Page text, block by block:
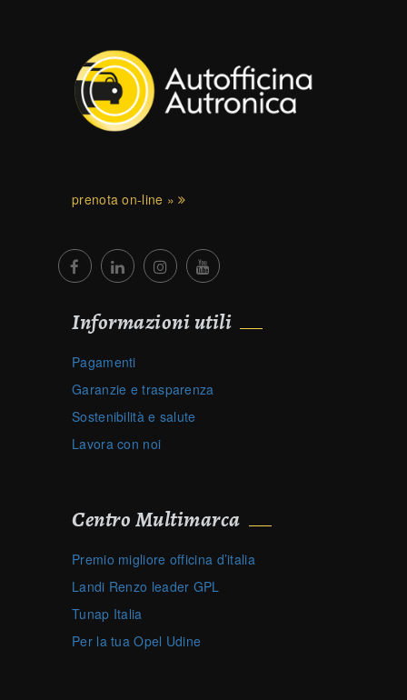
prenota on-line »
Informazioni utili
Pagamenti
Garanzie e trasparenza
Sostenibilità e salute
Lavora con noi
Centro Multimarca
Premio migliore officina d’italia
Landi Renzo leader GPL
Tunap Italia
Per la tua Opel Udine